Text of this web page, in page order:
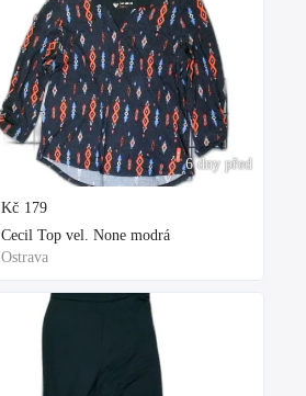
6 dny před
Kč 179
Cecil Top vel. None modrá
Ostrava